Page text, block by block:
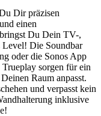
Dir präzisen
einen
Du Dein TV-,
Level! Die Soundbar
oder die Sonos App
sorgen für ein
Raum anpasst.
und verpasst kein
inklusive